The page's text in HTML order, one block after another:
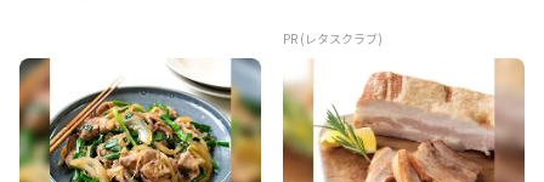
PR (レタスクラブ)